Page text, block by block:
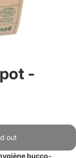
-
out
bucco-